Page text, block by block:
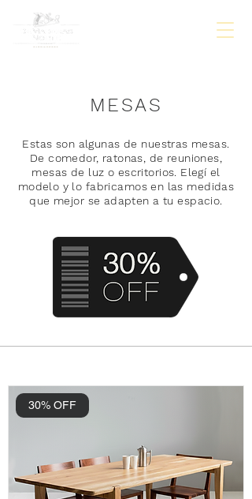
MESAS
Estas son algunas de nuestras mesas.
De comedor, ratonas, de reuniones,
mesas de luz o escritorios. Elegí el
modelo y lo fabricamos en las medidas
que mejor se adapten a tu espacio.
30% OFF